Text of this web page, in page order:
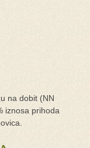
na dobit (NN
iznosa prihoda